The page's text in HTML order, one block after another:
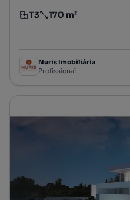
Tipologia
T3
Preço por metro quadrado
170 m²
Nuris Imobiliária
Profissional